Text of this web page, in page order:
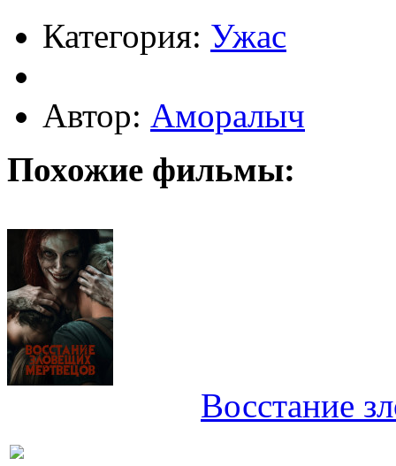
Категория: Ужас
Автор: Аморалыч
Похожие фильмы:
Восстание